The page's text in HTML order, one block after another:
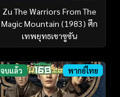
Zu The Warriors From The
Magic Mountain (1983) ศึก
เทพยุทธเขาซูซัน
จบแล้ว พากย์ไทย